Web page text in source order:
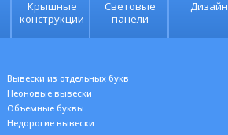
Крышные
конструкции
Световые
панели
Дизайн
Вывески из отдельных букв
Неоновые вывески
Объемные буквы
Недорогие вывески